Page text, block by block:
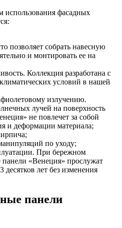
фасадных
позволяет собрать навесную
и монтировать ее на
Коллекция разработана с
условий в нашей
излучению.
лучей на поверхность
не повлечет за собой
и деформации материала;
по уходу;
При бережном
«Венеция» прослужат
лет без изменения
панели